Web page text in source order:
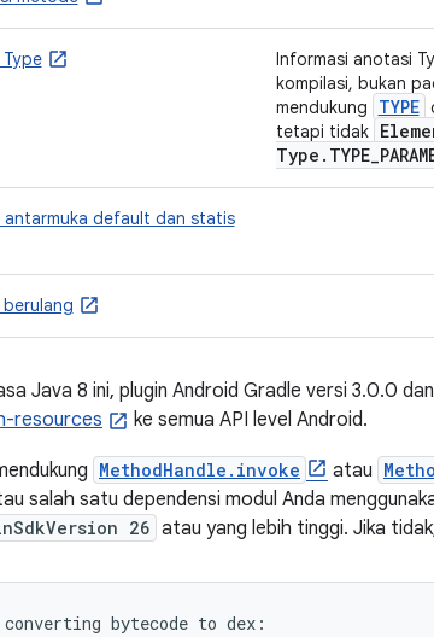
Informasi anotasi
kompilasi, bukan
mendukung
TYPE
tetapi tidak
Type . TYPE_
antarmuka default dan statis
Java 8 ini, plugin Android Gradle versi 3.0.0
resources ke semua API level Android.
MethodHandle.invoke atau
salah satu dependensi modul Anda
26 atau yang lebih tinggi. Jika
bytecode to dex: